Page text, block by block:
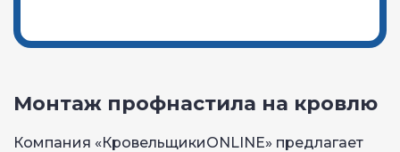
Монтаж профнастила на кровлю
Компания «КровельщикиONLINE» предлагает